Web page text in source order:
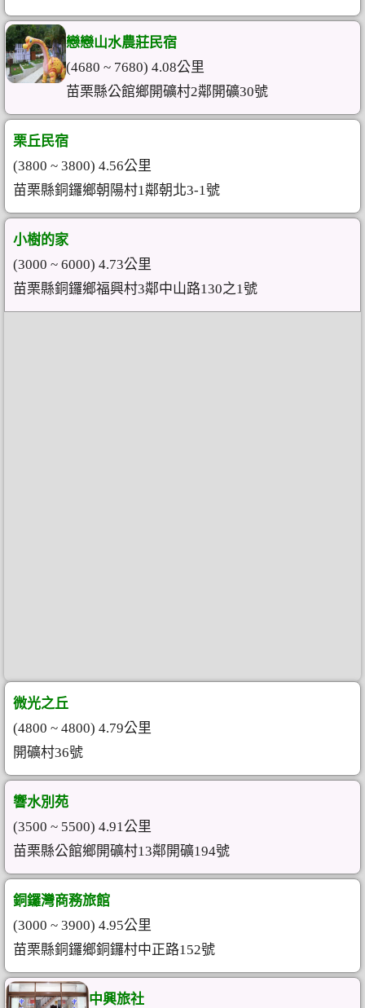
戀戀山水農莊民宿
(4680 ~ 7680) 4.08公里
苗栗縣公館鄉開礦村2鄰開礦30號
栗丘民宿
(3800 ~ 3800) 4.56公里
苗栗縣銅鑼鄉朝陽村1鄰朝北3-1號
小樹的家
(3000 ~ 6000) 4.73公里
苗栗縣銅鑼鄉福興村3鄰中山路130之1號
微光之丘
(4800 ~ 4800) 4.79公里
開礦村36號
響水別苑
(3500 ~ 5500) 4.91公里
苗栗縣公館鄉開礦村13鄰開礦194號
銅鑼灣商務旅館
(3000 ~ 3900) 4.95公里
苗栗縣銅鑼鄉銅鑼村中正路152號
中興旅社